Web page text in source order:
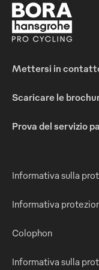
Mettersi in
Scaricare le
Prova del servizio
Informativa sulla
Informativa
Colophon
Informativa sulla